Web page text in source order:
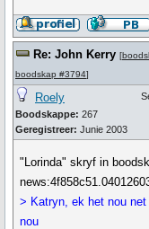
Re: John Kerry [
boodskap #3794]
Roely
Boodskappe: 267
Geregistreer: Junie 2003
"Lorinda" skryf in
> Katryn, ek het nou
nou